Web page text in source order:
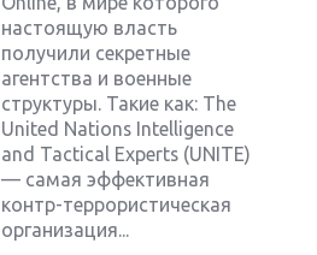
настоящую власть
получили секретные
агентства и военные
структуры. Такие как: The
United Nations Intelligence
and Tactical Experts (UNITE)
— самая эффективная
контр-террористическая
организация...